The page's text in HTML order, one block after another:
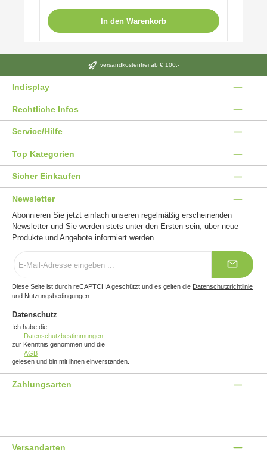
In den Warenkorb
versandkostenfrei ab € 100,-
Indisplay
Rechtliche Infos
Service/Hilfe
Top Kategorien
Sicher Einkaufen
Newsletter
Abonnieren Sie jetzt einfach unseren regelmäßig erscheinenden
Newsletter und Sie werden stets unter den Ersten sein, über neue
Produkte und Angebote informiert werden.
Mail-
Diese Seite ist durch reCAPTCHA geschützt und es gelten die Datenschutzrichtlinie
und Nutzungsbedingungen.
Datenschutz
Ich habe die
Datenschutzbestimmungen
zur Kenntnis genommen und die
AGB
gelesen und bin mit ihnen einverstanden.
Zahlungsarten
Versandarten